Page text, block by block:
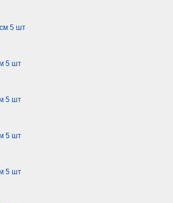
5 шт
5 шт
5 шт
5 шт
5 шт